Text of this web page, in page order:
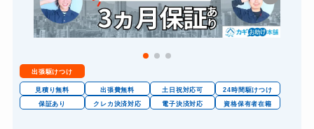
出張駆けつけ
見積り無料 出張費無料 土日祝対応可
24時間駆けつけ
保証あり
クレカ決済対応 電子決済対応 資格保有者在籍